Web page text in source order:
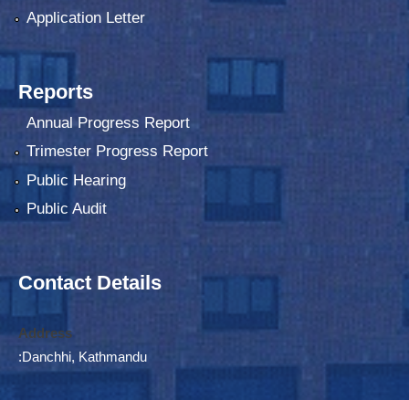
Application Letter
Reports
Annual Progress Report
Trimester Progress Report
Public Hearing
Public Audit
Contact Details
Address
:Danchhi, Kathmandu